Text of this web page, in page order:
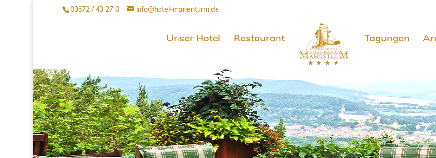
03672 / 43 27 0 info@hotel-marienturm.de
Unser Hotel Restaurant Tagungen